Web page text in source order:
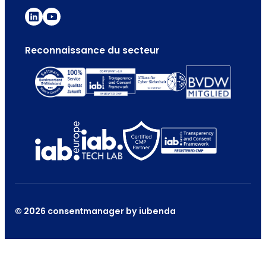
Reconnaissance du secteur
© 2026 consentmanager by iubenda